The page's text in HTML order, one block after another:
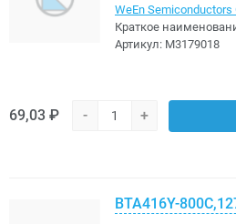
WeEn Semiconductors
Краткое
Артикул: M3179018
69,03 ₽ - +
BTA416Y-